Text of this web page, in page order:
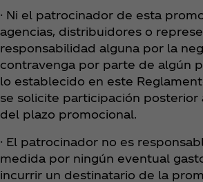
· Ni el patrocinador de esta
agencias, distribuidores o
responsabilidad alguna por la
contravenga por parte de algún
lo establecido en este
se solicite participación posterior
del plazo promocional.
· El patrocinador no es
medida por ningún eventual
incurrir un destinatario de la